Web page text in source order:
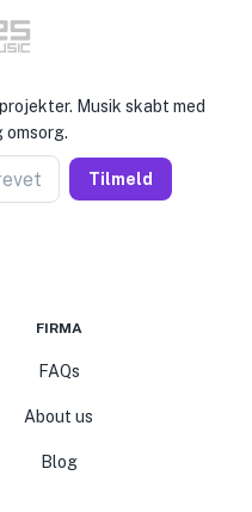
Musik skabt med
Tilmeld
FIRMA
FAQs
About us
Blog